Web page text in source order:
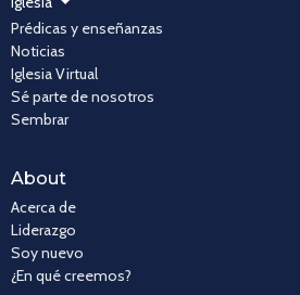
Prédicas y enseñanzas
Noticias
Iglesia Virtual
Sé parte de nosotros
Sembrar
About
Acerca de
Liderazgo
Soy nuevo
¿En qué creemos?